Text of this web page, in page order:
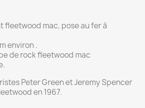
fleetwood mac, pose au fer à
environ .
de rock fleetwood mac
Peter Green et Jeremy Spencer
en 1967.